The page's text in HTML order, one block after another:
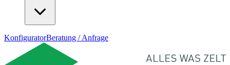
KonfiguratorBeratung / Anfrage